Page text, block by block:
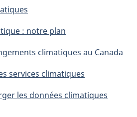
: notre plan
climatiques au Canada
services climatiques
les données climatiques